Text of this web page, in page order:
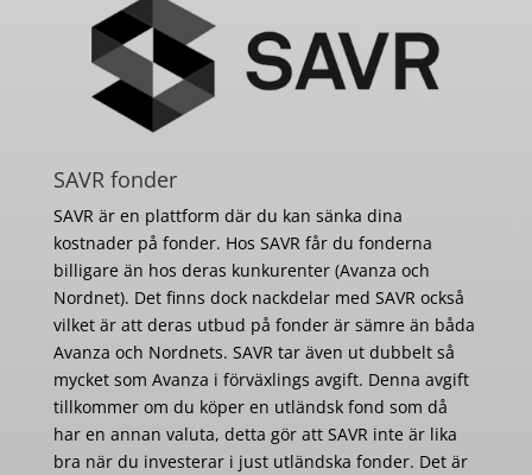
SAVR fonder
SAVR är en plattform där du kan sänka dina
kostnader på fonder. Hos SAVR får du fonderna
billigare än hos deras kunkurenter (Avanza och
Nordnet). Det finns dock nackdelar med SAVR också
vilket är att deras utbud på fonder är sämre än båda
Avanza och Nordnets. SAVR tar även ut dubbelt så
mycket som Avanza i förväxlings avgift. Denna avgift
tillkommer om du köper en utländsk fond som då
har en annan valuta, detta gör att SAVR inte är lika
bra när du investerar i just utländska fonder. Det är